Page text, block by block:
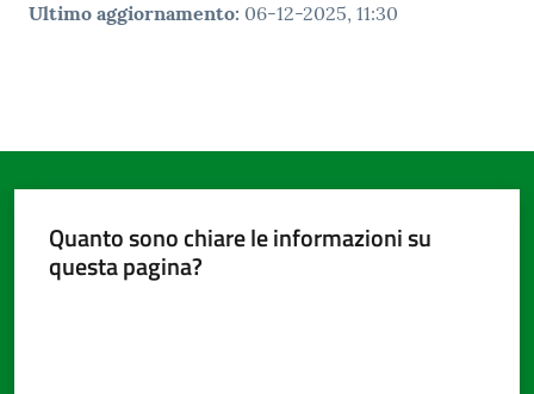
Ultimo aggiornamento: 06-12-2025, 11:30
Quanto sono chiare le informazioni su
questa pagina?